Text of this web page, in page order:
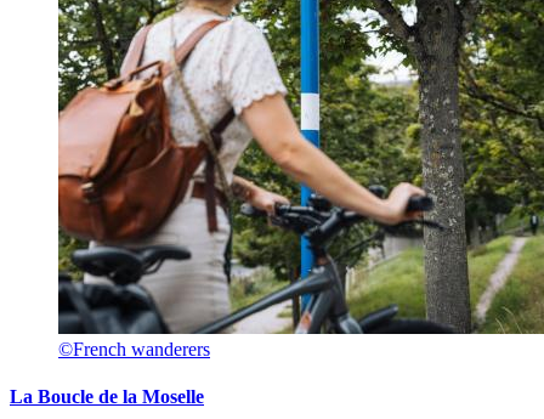
©French wanderers
La Boucle de la Moselle